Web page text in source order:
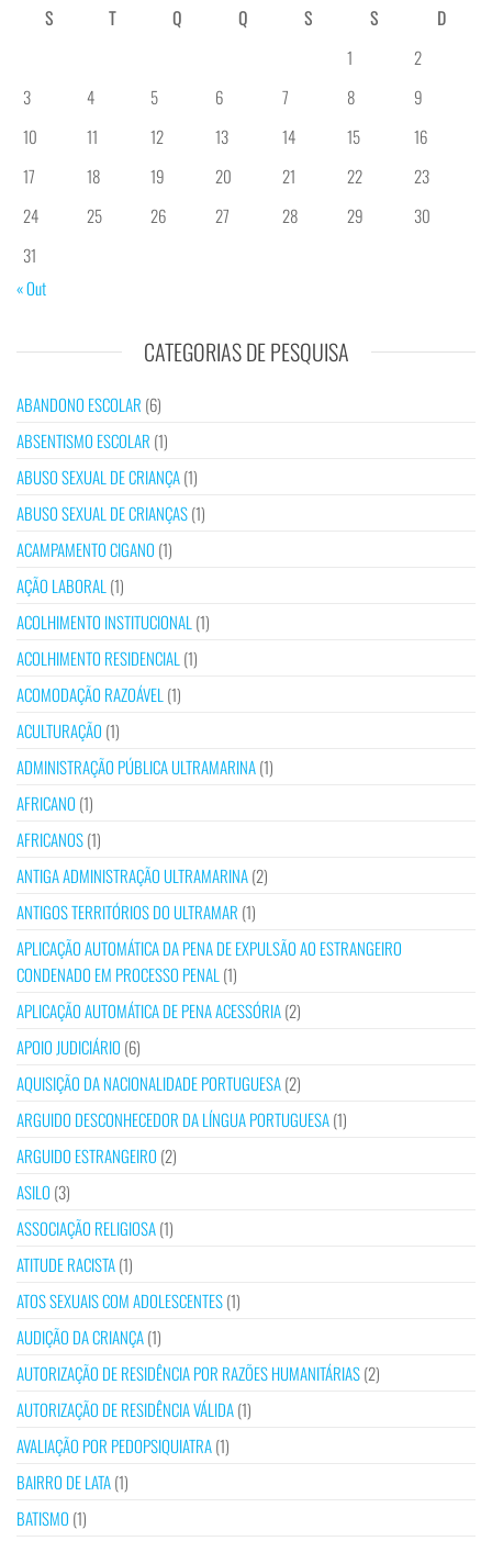
S
T Q Q S S
D
1
2
3
4 5 6 7 8
9
10
11 12 13 14 15
16
17
18 19 20 21 22
23
24
25 26 27 28 29
30
31
« Out
CATEGORIAS DE PESQUISA
ABANDONO ESCOLAR (6)
ABSENTISMO ESCOLAR (1)
ABUSO SEXUAL DE CRIANÇA(1)
ABUSO SEXUAL DE CRIANÇAS(1)
ACAMPAMENTO CIGANO (1)
AÇÃO LABORAL (1)
ACOLHIMENTO INSTITUCIONAL (1)
ACOLHIMENTO RESIDENCIAL (1)
ACOMODAÇÃO RAZOÁVEL (1)
ACULTURAÇÃO (1)
ADMINISTRAÇÃO PÚBLICA ULTRAMARINA(1)
AFRICANO (1)
AFRICANOS(1)
ANTIGA ADMINISTRAÇÃO ULTRAMARINA(2)
ANTIGOS TERRITÓRIOS DO ULTRAMAR (1)
APLICAÇÃO AUTOMÁTICA DA PENA DE EXPULSÃO AO ESTRANGEIRO
CONDENADO EM PROCESSO PENAL (1)
APLICAÇÃO AUTOMÁTICA DE PENA ACESSÓRIA(2)
APOIO JUDICIÁRIO (6)
AQUISIÇÃO DA NACIONALIDADE PORTUGUESA(2)
ARGUIDO DESCONHECEDOR DA LÍNGUA PORTUGUESA(1)
ARGUIDO ESTRANGEIRO (2)
ASILO (3)
ASSOCIAÇÃO RELIGIOSA(1)
ATITUDE RACISTA(1)
ATOS SEXUAIS COM ADOLESCENTES(1)
AUDIÇÃO DA CRIANÇA(1)
AUTORIZAÇÃO DE RESIDÊNCIA POR RAZÕES HUMANITÁRIAS(2)
AUTORIZAÇÃO DE RESIDÊNCIA VÁLIDA(1)
AVALIAÇÃO POR PEDOPSIQUIATRA(1)
BAIRRO DE LATA(1)
BATISMO (1)